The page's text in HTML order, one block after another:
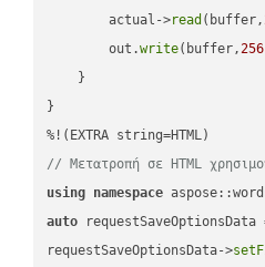
        actual->
read (buffer,
        out.
write(buffer,256
    }
}
// Μετατροπή σε HTML
using namespace
auto
requestSaveOptionsData->